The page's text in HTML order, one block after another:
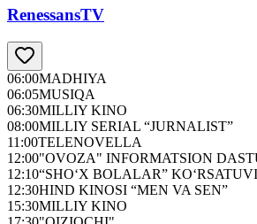
RenessansTV
06:00MADHIYA
06:05MUSIQA
06:30MILLIY KINO
08:00MILLIY SERIAL “JURNALIST”
11:00TELENOVELLA
12:00"OVOZA" INFORMATSION
12:10“SHO‘X BOLALAR” KO‘RSATUVI
12:30HIND KINOSI “MEN VA SEN”
15:30MILLIY KINO